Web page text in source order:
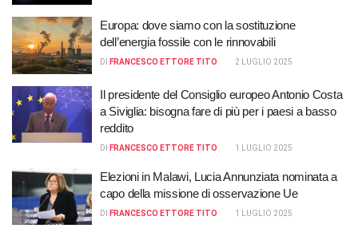
Europa: dove siamo con la sostituzione
dell’energia fossile con le rinnovabili
DI FRANCESCO ETTORE TITO 2 LUGLIO 2025
Il presidente del Consiglio europeo Antonio Costa
a Siviglia: bisogna fare di più per i paesi a basso
reddito
DI FRANCESCO ETTORE TITO 1 LUGLIO 2025
Elezioni in Malawi, Lucia Annunziata nominata a
capo della missione di osservazione Ue
DI FRANCESCO ETTORE TITO 1 LUGLIO 2025